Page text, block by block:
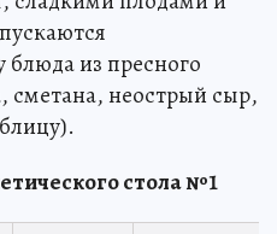
блюда из пресного
сметана, неострый сыр,
стола №1